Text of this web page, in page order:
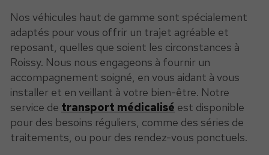
Nos véhicules haut de gamme sont spécialement
adaptés pour vous offrir un trajet agréable et
reposant, quelles que soient les circonstances à
Roissy. Nous nous engageons à fournir un
accompagnement soigné, en vous aidant à vous
installer et en veillant à votre bien-être. Notre
service de transport médicalisé est disponible
pour des besoins réguliers, comme des séries de
traitements, ou pour des rendez-vous ponctuels.